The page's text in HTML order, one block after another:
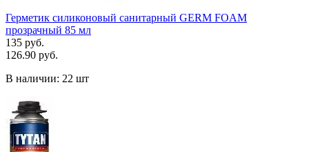
Герметик силиконовый санитарный GERM FOAM
прозрачный 85 мл
135 руб.
126.90 руб.
В наличии: 22 шт